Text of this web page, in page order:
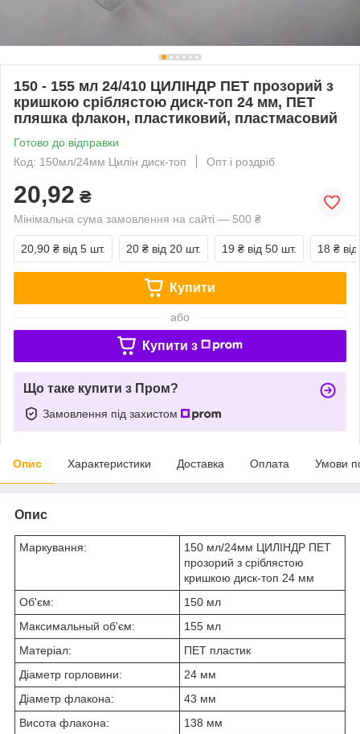
150 - 155 мл 24/410 ЦИЛІНДР ПЕТ прозорий з
кришкою сріблястою диск-топ 24 мм, ПЕТ
пляшка флакон, пластиковий, пластмасовий
Готово до відправки
Код: 150мл/24мм Цилін диск-топ
Опт і роздріб
20,92 ₴
Мінімальна сума замовлення на сайті — 500 ₴
20,90 ₴ від 5 шт. 20 ₴ від 20 шт. 19 ₴ від 50 шт. 18 ₴
Купити
або
Купити з
Що таке купити з Пром?
Замовлення під захистом
Опис Характеристики Доставка Оплата Умови
Опис
Маркування:
150 мл/24мм ЦИЛІНДР ПЕТ
прозорий з сріблястою
кришкою диск-топ 24 мм
Об'єм:
150 мл
Максимальный об'єм:
155 мл
Матеріал:
ПЕТ пластик
Діаметр горловини:
24 мм
Діаметр флакона:
43 мм
Висота флакона:
138 мм